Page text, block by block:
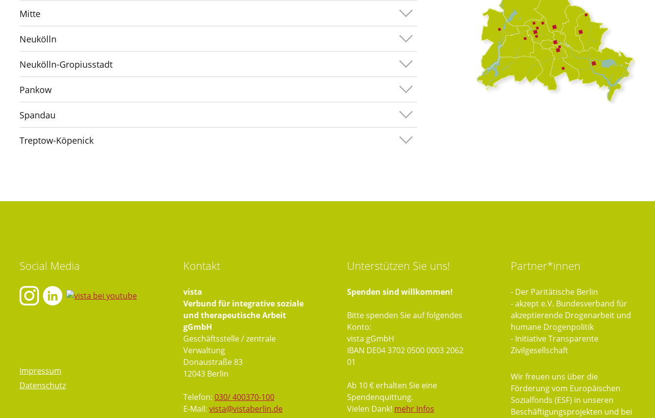
Mitte
Neukölln
Neukölln-Gropiusstadt
Pankow
Spandau
Treptow-Köpenick
Social Media
Impressum
Datenschutz
Kontakt
vista
Verbund für integrative soziale
und therapeutische Arbeit
gGmbH
Geschäftsstelle / zentrale
Verwaltung
Donaustraße 83
12043 Berlin
Telefon: 030/ 400370-100
E-Mail: vista@vistaberlin.de
Unterstützen Sie uns!
Spenden sind willkommen!
Bitte spenden Sie auf folgendes
Konto:
vista gGmbH
IBAN DE04 3702 0500 0003 2062
01
Ab 10 € erhalten Sie eine
Spendenquittung.
Vielen Dank! mehr Infos
Partner*innen
- Der Paritätische Berlin
- akzept e.V. Bundesverband für
akzeptierende Drogenarbeit und
humane Drogenpolitik
- Initiative Transparente
Zivilgesellschaft
Wir freuen uns über die
Förderung vom Europäischen
Sozialfonds (ESF) in unseren
Beschäftigungsprojekten und bei